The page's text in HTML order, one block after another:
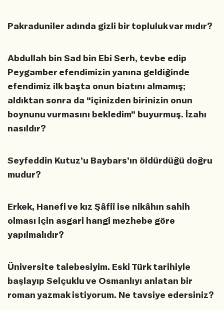
Pakraduniler adında gizli bir topluluk var mıdır?
Abdullah bin Sad bin Ebi Serh, tevbe edip
Peygamber efendimizin yanına geldiğinde
efendimiz ilk başta onun biatını almamış;
aldıktan sonra da “içinizden birinizin onun
boynunu vurmasını bekledim” buyurmuş. İzahı
nasıldır?
Seyfeddin Kutuz’u Baybars’ın öldürdüğü doğru
mudur?
Erkek, Hanefi ve kız Şâfiî ise nikâhın sahih
olması için asgari hangi mezhebe göre
yapılmalıdır?
Üniversite talebesiyim. Eski Türk tarihiyle
başlayıp Selçuklu ve Osmanlıyı anlatan bir
roman yazmak istiyorum. Ne tavsiye edersiniz?